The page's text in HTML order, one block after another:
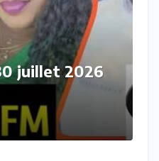
29 juillet